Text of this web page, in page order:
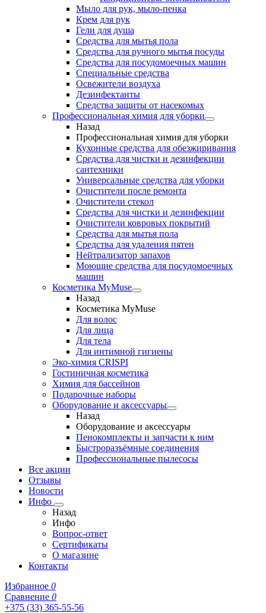
Мыло для рук, мыло-пенка
Крем для рук
Гели для душа
Средства для мытья пола
Средства для ручного мытья посуды
Средства для посудомоечных машин
Специальные средства
Освежители воздуха
Дезинфектанты
Средства защиты от насекомых
Профессиональная химия для уборки
Назад
Профессиональная химия для уборки
Кухонные средства для обезжиривания
Средства для чистки и дезинфекции
сантехники
Универсальные средства для уборки
Очистители после ремонта
Очистители стекол
Средства для чистки и дезинфекции
Очистители ковровых покрытий
Средства для мытья пола
Средства для удаления пятен
Нейтрализатор запахов
Моющие средства для посудомоечных
машин
Косметика MyMuse
Назад
Косметика MyMuse
Для волос
Для лица
Для тела
Для интимной гигиены
Эко-химия CRISPI
Гостиничная косметика
Химия для бассейнов
Подарочные наборы
Оборудование и аксессуары
Назад
Оборудование и аксессуары
Пенокомплекты и запчасти к ним
Быстроразъёмные соединения
Профессиональные пылесосы
Все акции
Отзывы
Новости
Инфо
Назад
Инфо
Вопрос-ответ
Сертификаты
О магазине
Контакты
Избранное 0
Сравнение 0
+375 (33) 365-55-56